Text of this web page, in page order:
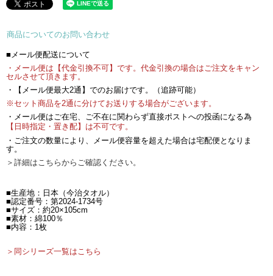
商品についてのお問い合わせ
■メール便配送について
・メール便は【代金引換不可】です。代金引換の場合はご注文をキャン
セルさせて頂きます。
・【メール便最大2通】でのお届けです。（追跡可能）
※セット商品を2通に分けてお送りする場合がございます。
・メール便はご在宅、ご不在に関わらず直接ポストへの投函になる為
【日時指定・置き配】は不可です。
・ご注文の数量により、メール便容量を超えた場合は宅配便となりま
す。
＞詳細はこちらからご確認ください。
■生産地：日本（今治タオル）
■認定番号：第2024-1734号
■サイズ：約20×105cm
■素材：綿100％
■内容：1枚
＞同シリーズ一覧はこちら